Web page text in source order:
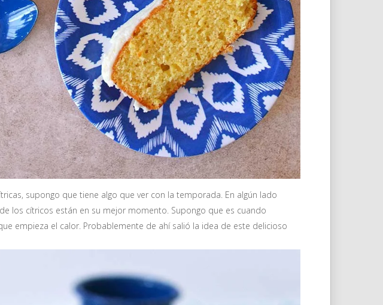
supongo que tiene algo que ver con la temporada. En algún lado
los cítricos están en su mejor momento. Supongo que es cuando
empieza el calor. Probablemente de ahí salió la idea de este delicioso